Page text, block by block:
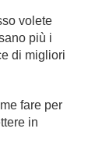
volete
più i
di migliori
fare per
in